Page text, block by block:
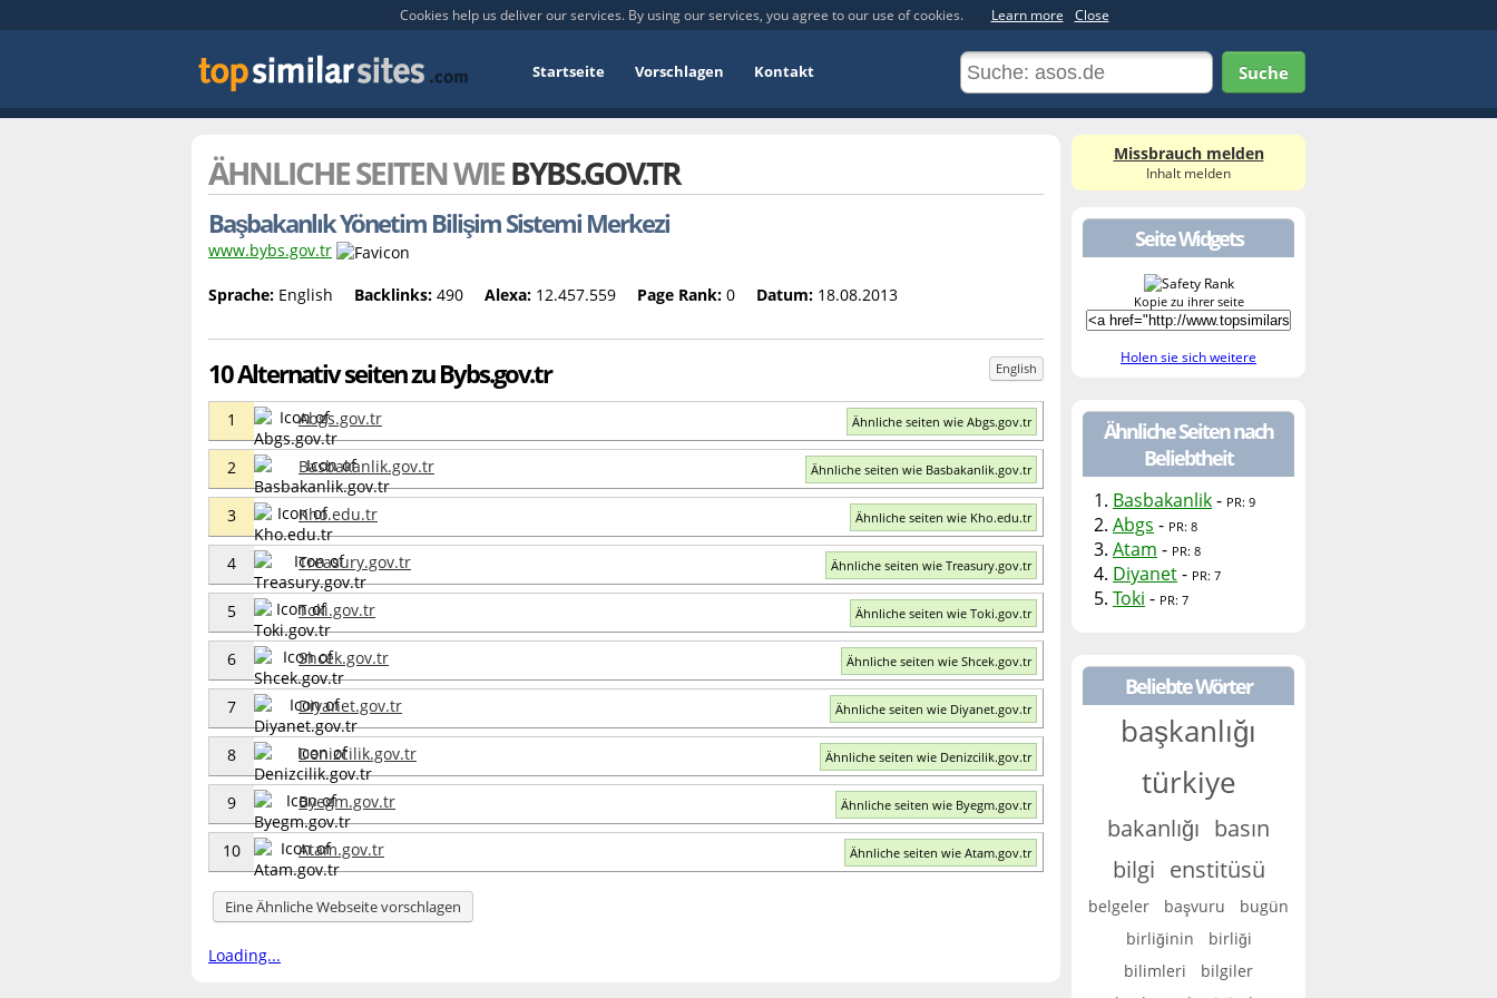
Cookies help us deliver our services. By using our services, you agree to our use of cookies. Learn more Close
Startseite Vorschlagen Kontakt Suche
ÄHNLICHE SEITEN WIEBYBS.GOV.TR
Başbakanlık Yönetim Bilişim Sistemi Merkezi
www.bybs.gov.tr
Sprache: English Backlinks: 490 Alexa: 12.457.559 Page Rank: 0 Datum: 18.08.2013
10 Alternativ seiten zu Bybs.gov.tr English
1 Abgs.gov.tr Ähnliche seiten wie Abgs.gov.tr
2 Basbakanlik.gov.tr Ähnliche seiten wie Basbakanlik.gov.tr
3 Kho.edu.tr Ähnliche seiten wie Kho.edu.tr
4 Treasury.gov.tr Ähnliche seiten wie Treasury.gov.tr
5 Toki.gov.tr Ähnliche seiten wie Toki.gov.tr
6 Shcek.gov.tr Ähnliche seiten wie Shcek.gov.tr
7 Diyanet.gov.tr Ähnliche seiten wie Diyanet.gov.tr
8 Denizcilik.gov.tr Ähnliche seiten wie Denizcilik.gov.tr
9 Byegm.gov.tr Ähnliche seiten wie Byegm.gov.tr
10 Atam.gov.tr Ähnliche seiten wie Atam.gov.tr
Eine Ähnliche Webseite vorschlagen
Loading...
Missbrauch melden
Inhalt melden
Seite Widgets
Kopie zu ihrer seite
Holen sie sich weitere
Ähnliche Seiten nach
Beliebtheit
1. Basbakanlik- PR: 9
2. Abgs - PR: 8
3. Atam - PR: 8
4. Diyanet- PR: 7
5. Toki - PR: 7
Beliebte Wörter
başkanlığı
türkiye
bakanlığı basın
bilgi enstitüsü
belgeler başvuru
bugün
birliğinin
birliği
bilimleri
bilgiler